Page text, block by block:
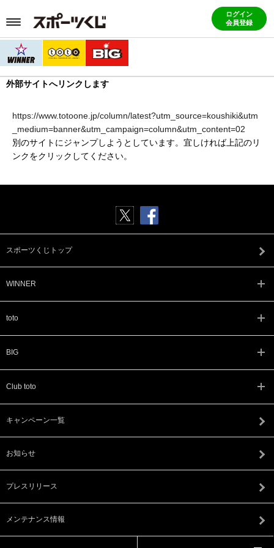
ログイン
会員登録
外部サイトへリンクします
https://www.totoone.jp/column/latest?utm_source=koushiki&utm
_medium=banner&utm_campaign=column&utm_content=02
別のサイトにジャンプしようとしています。宜しければ上記のリ
ンクをクリックしてください。
スポーツくじトップ
WINNER
toto
BIG
Club toto
キャンペーン一覧
お知らせ
プレスリリース
メンテナンス情報